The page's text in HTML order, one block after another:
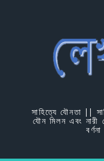
সাহিত্যে যৌনতা ||
যৌন মিলন এবং নারী